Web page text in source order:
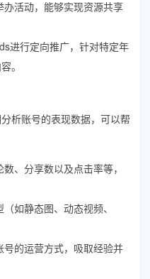
办活动，能够实现资源共享
进行定向推广，针对特定年
。
析账号的表现数据，可以帮
、分享数以及点击率等，
如静态图、动态视频、
号的运营方式，吸取经验并